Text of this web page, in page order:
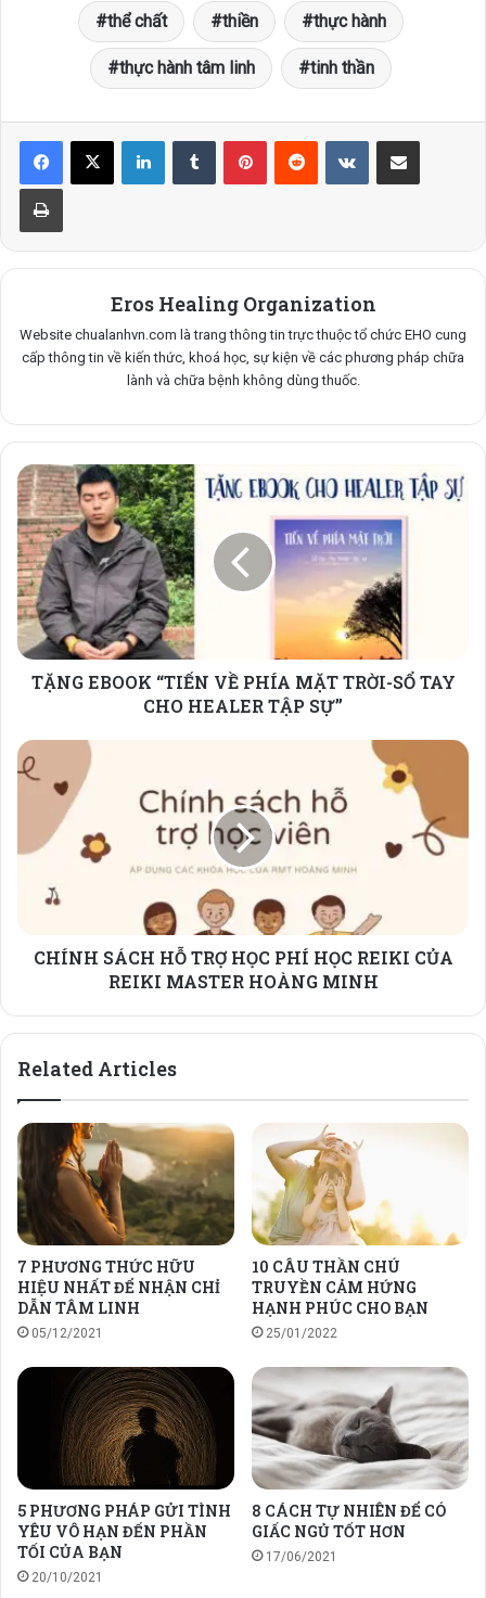
thể chất thiền thực hành
thực hành tâm linh tinh thần
LinkedInTumblr PinterestReddit VKontakteShare via Email
Print
Eros Healing Organization
Website chualanhvn.com là trang thông tin trực thuộc tổ chức EHO cung
cấp thông tin về kiến thức, khoá học, sự kiện về các phương pháp chữa
lành và chữa bệnh không dùng thuốc.
TẶNG
EBOOK
“TIẾN
VỀ
PHÍA
MẶT
TRỜI-
SỔ
TAY
CHO
SỰ”
TẶNG EBOOK “TIẾN VỀ PHÍA MẶT TRỜI-SỔ TAY
CHO HEALER TẬP SỰ”
CHÍNH
SÁCH
HỌC
REIKI
REIKICHÍNH SÁCH HỖ TRỢ HỌC PHÍ HỌC REIKI CỦA
REIKI MASTER HOÀNG MINH
Related Articles
7 PHƯƠNG THỨC HỮU
HIỆU NHẤT ĐỂ NHẬN CHỈ
DẪN TÂM LINH
05/12/2021
10 CÂU THẦN CHÚ
TRUYỀN CẢM HỨNG
HẠNH PHÚC CHO BẠN
25/01/2022
5 PHƯƠNG PHÁP GỬI TÌNH
YÊU VÔ HẠN ĐẾN PHẦN
TỐI CỦA BẠN
20/10/2021
8 CÁCH TỰ NHIÊN ĐỂ CÓ
GIẤC NGỦ TỐT HƠN
17/06/2021